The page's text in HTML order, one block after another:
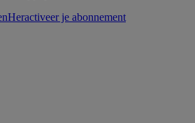
Heractiveer je abonnement